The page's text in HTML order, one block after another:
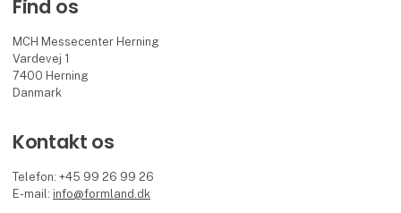
Find os
MCH Messecenter Herning
Vardevej 1
7400 Herning
Danmark
Kontakt os
Telefon: +45 99 26 99 26
E-mail: info@formland.dk